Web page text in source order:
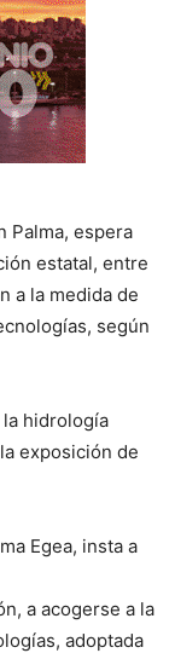
Palma, espera
estatal, entre
a la medida de
según
hidrología
exposición de
Egea, insta a
a acogerse a la
adoptada